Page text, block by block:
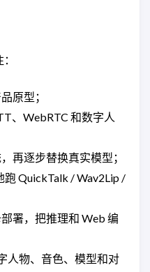
原型；
、WebRTC 和数字人
再逐步替换真实模型；
QuickTalk / Wav2Lip /
署，把推理和 Web 编
人物、音色、模型和对